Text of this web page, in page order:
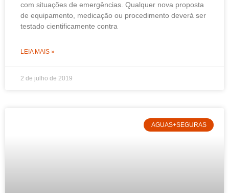
com situações de emergências. Qualquer nova proposta
de equipamento, medicação ou procedimento deverá ser
testado cientificamente contra
LEIA MAIS »
2 de julho de 2019
AGUAS+SEGURAS